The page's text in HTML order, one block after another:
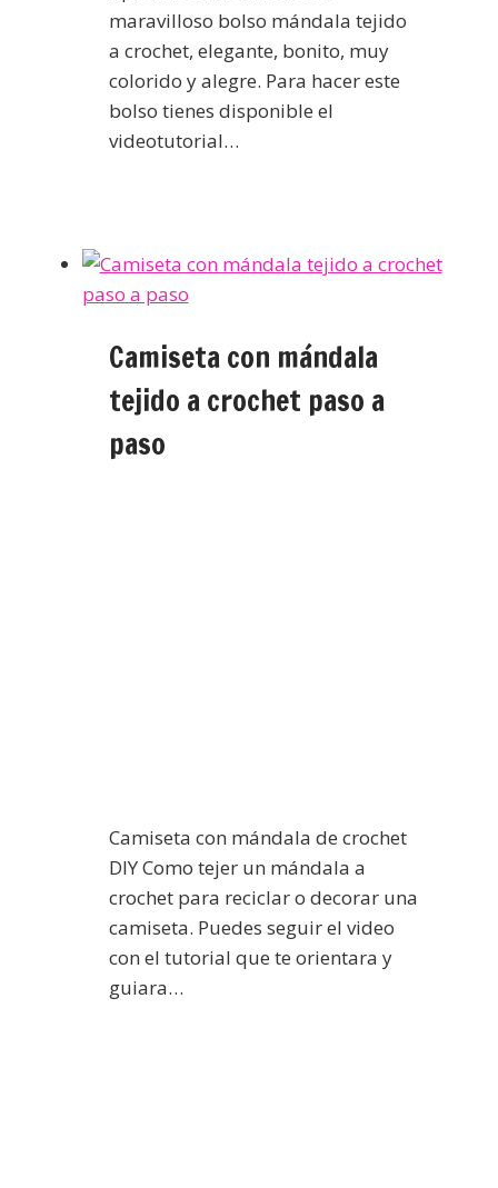
maravilloso bolso mándala tejido
a crochet, elegante, bonito, muy
colorido y alegre. Para hacer este
bolso tienes disponible el
videotutorial…
Camiseta con mándala
tejido a crochet paso a
paso
Camiseta con mándala de crochet
DIY Como tejer un mándala a
crochet para reciclar o decorar una
camiseta. Puedes seguir el video
con el tutorial que te orientara y
guiara…